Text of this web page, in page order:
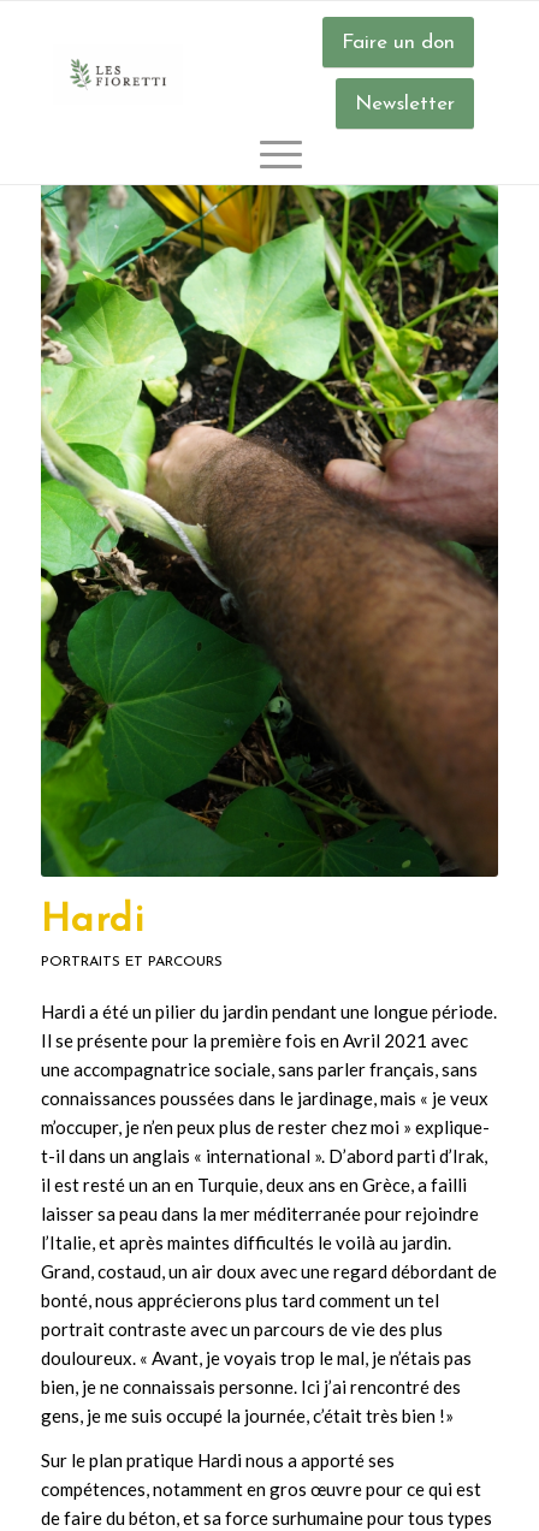
Faire un don
Newsletter
Hardi
PORTRAITS ET PARCOURS
Hardi a été un pilier du jardin pendant une longue période.
Il se présente pour la première fois en Avril 2021 avec
une accompagnatrice sociale, sans parler français, sans
connaissances poussées dans le jardinage, mais « je veux
m’occuper, je n’en peux plus de rester chez moi » explique-
t-il dans un anglais « international ». D’abord parti d’Irak,
il est resté un an en Turquie, deux ans en Grèce, a failli
laisser sa peau dans la mer méditerranée pour rejoindre
l’Italie, et après maintes difficultés le voilà au jardin.
Grand, costaud, un air doux avec une regard débordant de
bonté, nous apprécierons plus tard comment un tel
portrait contraste avec un parcours de vie des plus
douloureux. « Avant, je voyais trop le mal, je n’étais pas
bien, je ne connaissais personne. Ici j’ai rencontré des
gens, je me suis occupé la journée, c’était très bien !»
Sur le plan pratique Hardi nous a apporté ses
compétences, notamment en gros œuvre pour ce qui est
de faire du béton, et sa force surhumaine pour tous types